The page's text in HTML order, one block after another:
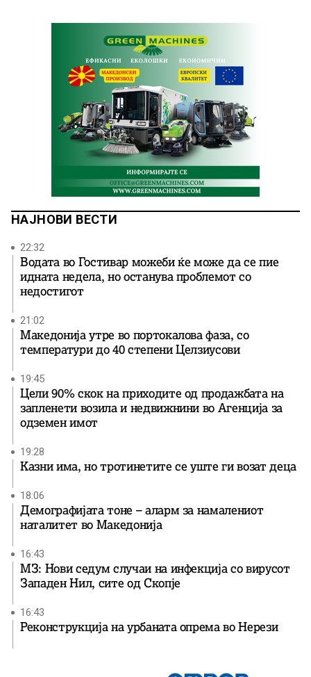
НАЈНОВИ ВЕСТИ
22:32
Водата во Гостивар можеби ќе може да се пие
идната недела, но останува проблемот со
недостигот
21:02
Македонија утре во портокалова фаза, со
температури до 40 степени Целзиусови
19:45
Цели 90% скок на приходите од продажбата на
запленети возила и недвижнини во Агенција за
одземен имот
19:28
Казни има, но тротинетите се уште ги возат деца
18:06
Демографијата тоне – аларм за намалениот
наталитет во Македонија
16:43
МЗ: Нови седум случаи на инфекција со вирусот
Западен Нил, сите од Скопје
16:43
Реконструкција на урбаната опрема во Нерези